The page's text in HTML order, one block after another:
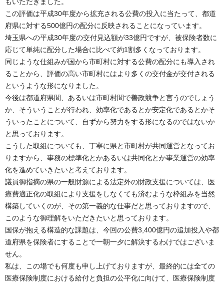
もいただきました。
この評価は平成30年度から拡充される公費の投入に当たって、都道
府県に対する500億円の配分に反映されることになっています。
埼玉県への平成30年度の交付見込額が33億円ですが、被保険者数に
応じて単純に配分した場合に比べて約1割多くなっております。
同じような仕組みが国から市町村に対する公費の配分にも導入され
ることから、評価の高い市町村にはより多くの交付金が交付される
というような形になりました。
今後は都道府県間、あるいは市町村間で善政競争と言うのでしょう
か、そういうことが行われ、効率化であるとか安定化であるとかそ
ういったことについて、自ずから努力をする形になるのではないか
と思っております。
こうした取組についても、丁寧に県と市町村が共同運営となってお
りますから、事務の標準化とかあるいは共同化とか事業運営の効率
化を進めていきたいと考えております。
議員御指摘の県の一般財源による法定外の財政支援については、医
療費適正化の取組により支援をしなくても済むような枠組みを当然
構築していくのが、その第一義的な仕事だと思っておりますので、
このような御理解をいただきたいと思っております。
国保が抱える構造的な課題は、今回の公費3,400億円の追加投入や都
道府県を保険者にすることで一朝一夕に解決するわけではございま
せん。
私は、この場でも何度も申し上げておりますが、最終的には全ての
医療保険制度における給付と負担の公平化に向けて、医療保険制度